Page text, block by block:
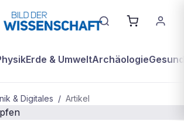
Erde & UmweltArchäologie
& Digitales / Artikel